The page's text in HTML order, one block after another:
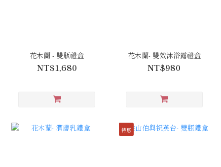
花木蘭 - 雙瓶禮盒
NT$1,680
花木蘭- 雙效沐浴露禮盒
NT$980
特惠